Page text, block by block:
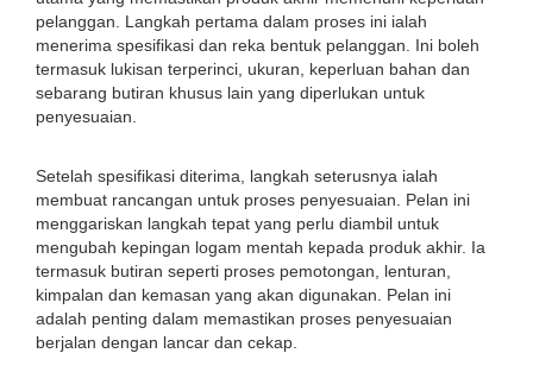
pelanggan. Langkah pertama dalam proses ini ialah
menerima spesifikasi dan reka bentuk pelanggan. Ini boleh
termasuk lukisan terperinci, ukuran, keperluan bahan dan
sebarang butiran khusus lain yang diperlukan untuk
penyesuaian.
Setelah spesifikasi diterima, langkah seterusnya ialah
membuat rancangan untuk proses penyesuaian. Pelan ini
menggariskan langkah tepat yang perlu diambil untuk
mengubah kepingan logam mentah kepada produk akhir. Ia
termasuk butiran seperti proses pemotongan, lenturan,
kimpalan dan kemasan yang akan digunakan. Pelan ini
adalah penting dalam memastikan proses penyesuaian
berjalan dengan lancar dan cekap.